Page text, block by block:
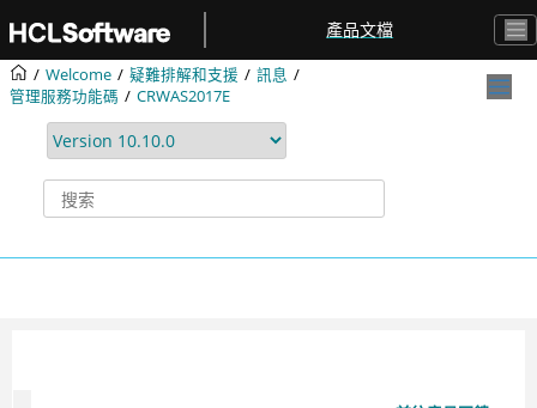
產品文檔
Welcome 疑難排解和支援
訊息
管理服務功能碼
CRWAS2017E